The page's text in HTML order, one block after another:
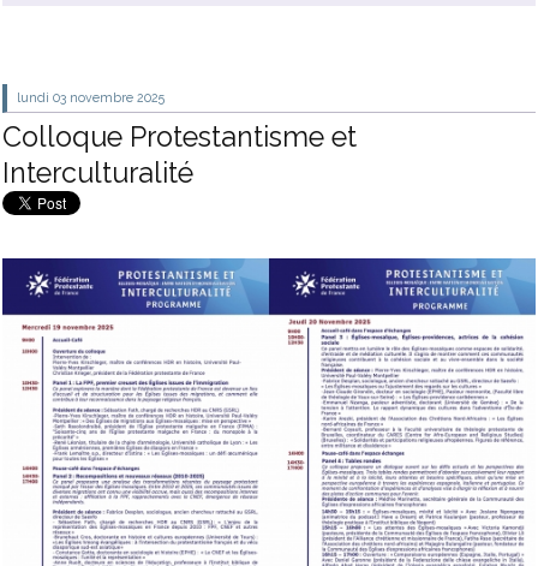
lundi 03 novembre 2025
Colloque Protestantisme et
Interculturalité